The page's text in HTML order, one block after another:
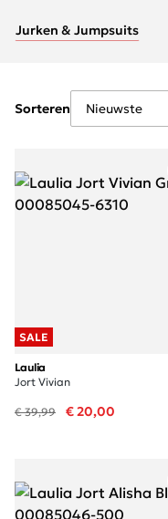
Jurken & Jumpsuits
Sorteren
SALE
Laulia
Jort Vivian
€ 39,99 € 20,00